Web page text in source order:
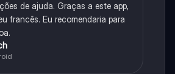
de ajuda. Graças a este app,
francês. Eu recomendaria para